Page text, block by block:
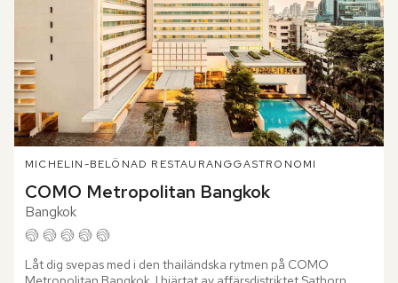
MICHELIN-BELÖNAD RESTAURANGGASTRONOMI
COMO Metropolitan Bangkok
Bangkok
Låt dig svepas med i den thailändska rytmen på COMO